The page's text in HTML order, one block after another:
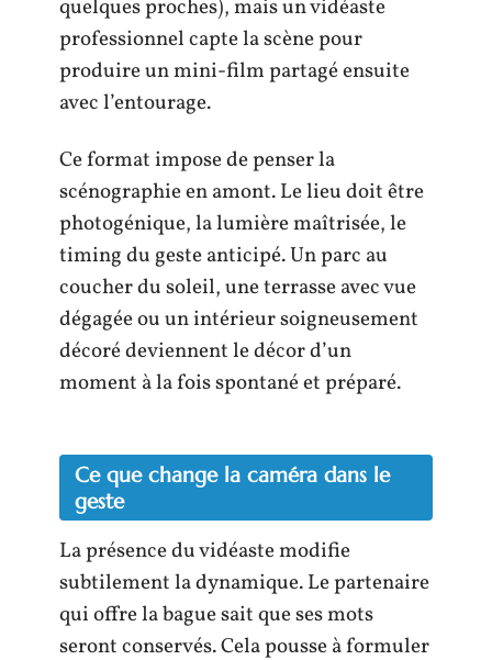
quelques proches), mais un vidéaste
professionnel capte la scène pour
produire un mini-film partagé ensuite
avec l’entourage.
Ce format impose de penser la
scénographie en amont. Le lieu doit être
photogénique, la lumière maîtrisée, le
timing du geste anticipé. Un parc au
coucher du soleil, une terrasse avec vue
dégagée ou un intérieur soigneusement
décoré deviennent le décor d’un
moment à la fois spontané et préparé.
Ce que change la caméra dans le
geste
La présence du vidéaste modifie
subtilement la dynamique. Le partenaire
qui offre la bague sait que ses mots
seront conservés. Cela pousse à formuler